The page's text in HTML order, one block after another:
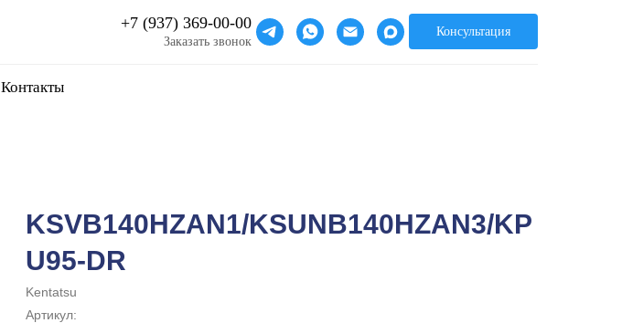
+7 (937) 369-00-00
Заказать звонок
Консультация
Контакты
KSVB140HZAN1/KSUNB140HZAN3/KP
U95-DR
Kentatsu
Артикул: